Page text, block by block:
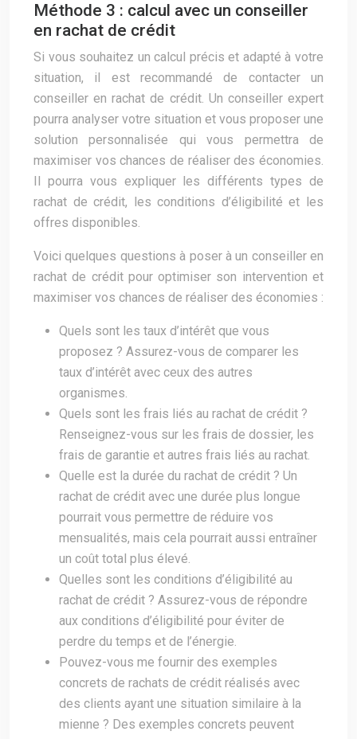
Méthode 3 : calcul avec un conseiller
en rachat de crédit
Si vous souhaitez un calcul précis et adapté à votre
situation, il est recommandé de contacter un
conseiller en rachat de crédit. Un conseiller expert
pourra analyser votre situation et vous proposer une
solution personnalisée qui vous permettra de
maximiser vos chances de réaliser des économies.
Il pourra vous expliquer les différents types de
rachat de crédit, les conditions d’éligibilité et les
offres disponibles.
Voici quelques questions à poser à un conseiller en
rachat de crédit pour optimiser son intervention et
maximiser vos chances de réaliser des économies :
Quels sont les taux d’intérêt que vous
proposez ? Assurez-vous de comparer les
taux d’intérêt avec ceux des autres
organismes.
Quels sont les frais liés au rachat de crédit ?
Renseignez-vous sur les frais de dossier, les
frais de garantie et autres frais liés au rachat.
Quelle est la durée du rachat de crédit ? Un
rachat de crédit avec une durée plus longue
pourrait vous permettre de réduire vos
mensualités, mais cela pourrait aussi entraîner
un coût total plus élevé.
Quelles sont les conditions d’éligibilité au
rachat de crédit ? Assurez-vous de répondre
aux conditions d’éligibilité pour éviter de
perdre du temps et de l’énergie.
Pouvez-vous me fournir des exemples
concrets de rachats de crédit réalisés avec
des clients ayant une situation similaire à la
mienne ? Des exemples concrets peuvent